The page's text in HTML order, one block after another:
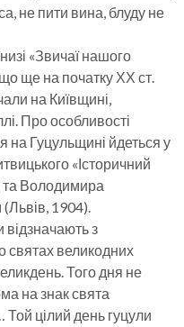
не пити вина, блуду не
«Звичаї нашого
ще на початку ХХ ст.
на Київщині,
Про особливості
на Гуцульщині йдеться у
«Історичний
та Володимира
1904).
відзначають з
великодних
Того дня не
на знак свята
Той цілий день гуцули